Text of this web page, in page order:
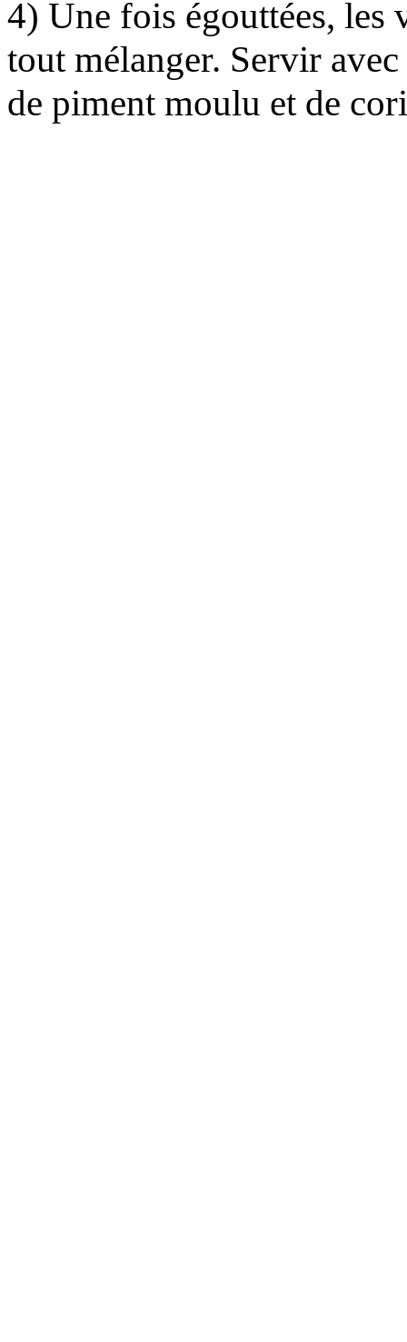
4) Une fois égouttées, les
tout mélanger. Servir
de piment moulu et de